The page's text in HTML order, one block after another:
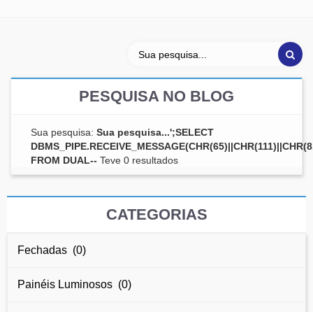
PESQUISA NO BLOG
Sua pesquisa: Sua pesquisa...';SELECT
FROM DUAL-- Teve 0 resultados
CATEGORIAS
Fechadas (0)
Painéis Luminosos (0)